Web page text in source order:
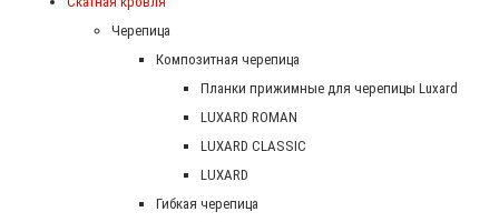
Черепица
Композитная черепица
Планки прижимные для черепицы Luxard
LUXARD ROMAN
LUXARD CLASSIC
LUXARD
Гибкая черепица